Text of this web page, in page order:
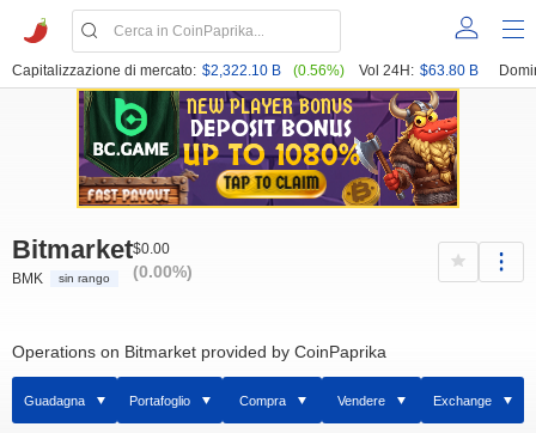
Capitalizzazione di mercato: $2,322.10 B (0.56%) Vol 24H: $63.80 B
Bitmarket
BMK sin rango
$0.00
(0.00%)
Operations on Bitmarket provided by CoinPaprika
Guadagna Portafoglio Compra Vendere Exchange